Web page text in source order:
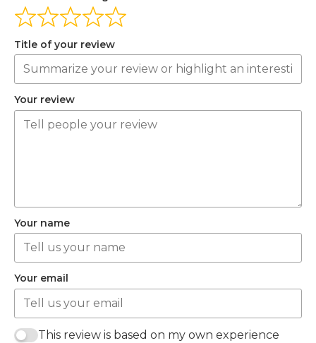
Title of your review
Your review
Your name
Your email
This review is based on my own experience